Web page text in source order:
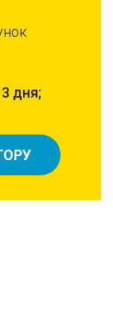
дня;